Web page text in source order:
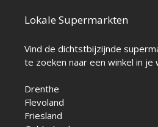
Lokale Supermarkten
Vind de dichtstbijzijnde
te zoeken naar een winkel in je
Drenthe
Flevoland
Friesland